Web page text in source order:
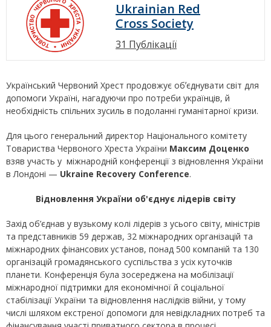
Ukrainian Red
Cross Society
31 Публікації
Український Червоний Хрест продовжує обʼєднувати світ для
допомоги Україні, нагадуючи про потреби українців, й
необхідність спільних зусиль в подоланні гуманітарної кризи.
Для цього генеральний директор Національного комітету
Товариства Червоного Хреста України Максим Доценко
взяв участь у міжнародній конференції з відновлення України
в Лондоні — Ukraine Recovery Conference.
Відновлення України об'єднує лідерів світу
Захід об’єднав у вузькому колі лідерів з усього світу, міністрів
та представників 59 держав, 32 міжнародних організацій та
міжнародних фінансових установ, понад 500 компаній та 130
організацій громадянського суспільства з усіх куточків
планети. Конференція була зосереджена на мобілізації
міжнародної підтримки для економічної й соціальної
стабілізації України та відновлення наслідків війни, у тому
числі шляхом екстреної допомоги для невідкладних потреб та